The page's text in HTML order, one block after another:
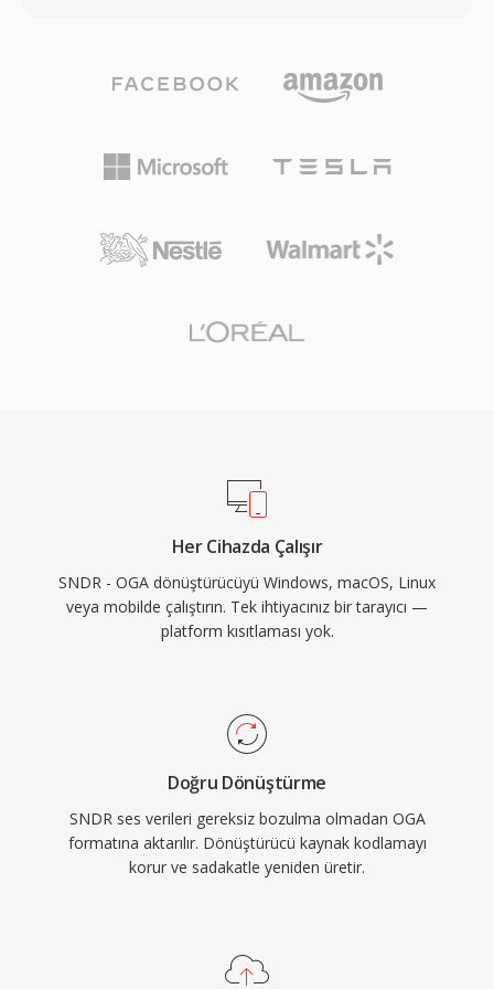
aktarılabiliyordu ve bu da yavaş işlemcilerde
gerçek zamanlı oynatmayı mümkün kılıyordu.
PC&#039;lere dijital sesi getiren formatlardan
dönemden dosyalar zaman zaman retro bilişim
arşivlerinde ortaya çıkmaktadır. SoX ve ffmpeg,
dosyalarını yorumlayarak erken dijital ses
akışları ile granül tabanlı arama desteği sunan
OGA&#039;nın bir avantajı birlikte
çalışabilirliğidir: .oga uzantısıyla karşılaşan
ses oynatma için optimize edebilir, bu da daha
kodekleri tamamen açık kaynak ve telifsiz
yorum üst verilerini destekler. OGA, Firefox,
Chromium tabanlı tarayıcılar, VLC ve çoğu Linux
masaüstü ortamında yerel olarak oynatılarak
web ses dağıtımı ve arşivleme iş akışları için
pratik bir seçenek sunar.
Her Cihazda Çalışır
SNDR - OGA dönüştürücüyü Windows, macOS, Linux
veya mobilde çalıştırın. Tek ihtiyacınız bir tarayıcı —
platform kısıtlaması yok.
Doğru Dönüştürme
SNDR ses verileri gereksiz bozulma olmadan OGA
formatına aktarılır. Dönüştürücü kaynak kodlamayı
korur ve sadakatle yeniden üretir.